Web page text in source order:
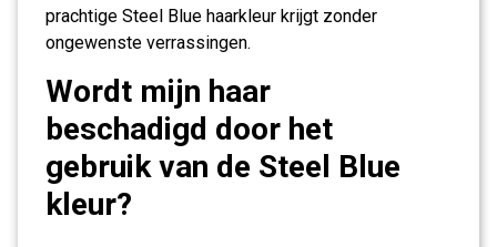
prachtige Steel Blue haarkleur krijgt zonder
ongewenste verrassingen.
Wordt mijn haar
beschadigd door het
gebruik van de Steel Blue
kleur?